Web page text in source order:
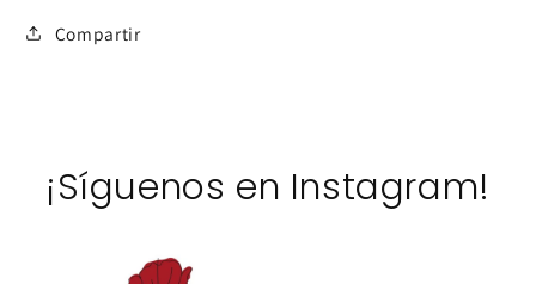
Compartir
¡Síguenos en Instagram!